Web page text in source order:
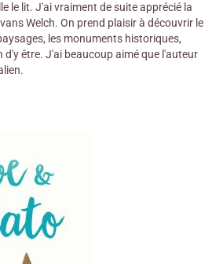
le lit. J'ai vraiment de suite apprécié la
Welch. On prend plaisir à découvrir le
les monuments historiques,
d'y être. J'ai beaucoup aimé que l'auteur